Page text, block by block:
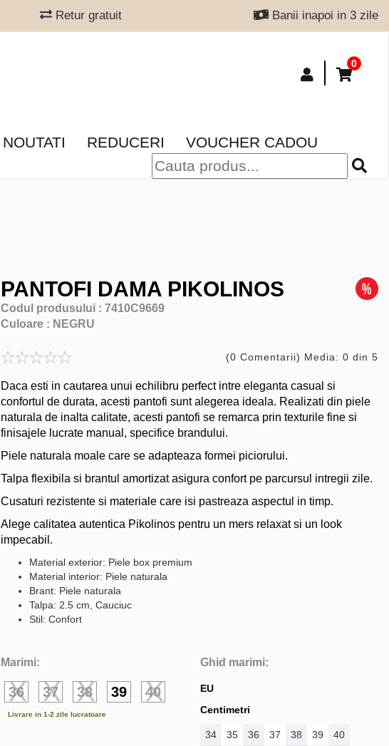
Retur gratuit Banii inapoi in 3 zile
0
NOUTATI REDUCERI VOUCHER CADOU
PANTOFI DAMA PIKOLINOS
Codul produsului : 7410C9669
Culoare : NEGRU
(0 Comentarii) Media: 0 din 5
Daca esti in cautarea unui echilibru perfect intre eleganta casual si
confortul de durata, acesti pantofi sunt alegerea ideala. Realizati din piele
naturala de inalta calitate, acesti pantofi se remarca prin texturile fine si
finisajele lucrate manual, specifice brandului.
Piele naturala moale care se adapteaza formei piciorului.
Talpa flexibila si brantul amortizat asigura confort pe parcursul intregii zile.
Cusaturi rezistente si materiale care isi pastreaza aspectul in timp.
Alege calitatea autentica Pikolinos pentru un mers relaxat si un look
impecabil.
Material exterior: Piele box premium
Material interior: Piele naturala
Brant: Piele naturala
Talpa: 2.5 cm, Cauciuc
Stil: Confort
Marimi:
36 37 38 39 40
Livrare in 1-2 zile lucratoare
Ghid marimi:
EU
Centimetri
34 35 36 37 38 39
40